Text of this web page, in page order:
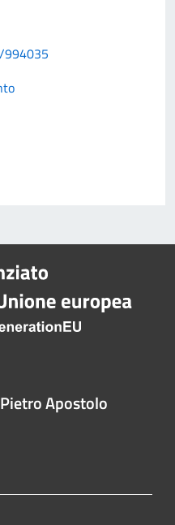
994035
Apostolo